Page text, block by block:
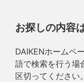
お探しの内容
DAIKENホームペ
語で検索を行う場
区切ってください。